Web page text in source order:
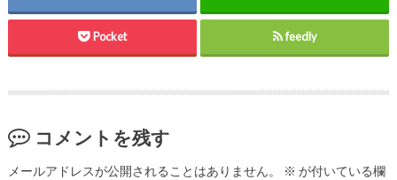
Pocket feedly
コメントを残す
メールアドレスが公開されることはありません。 ※ が付いている欄